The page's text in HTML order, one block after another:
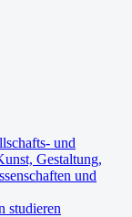
und
Gestaltung,
und
studieren